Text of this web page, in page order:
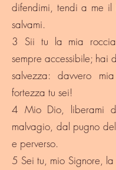
difendimi, tendi a me il
salvami.
3 Sii tu la mia
sempre accessibile; hai
salvezza: davvero
fortezza tu sei!
4 Mio Dio, liberami
malvagio, dal pugno
e perverso.
5 Sei tu, mio Signore,